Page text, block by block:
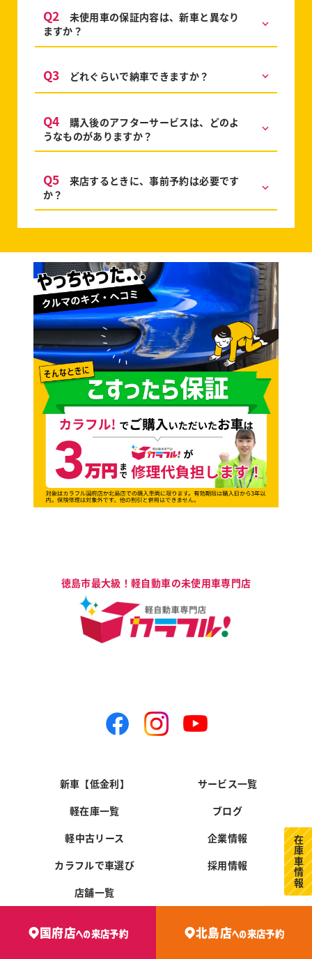
国府店への来店予約 北島店への来店予約
在庫車情報
Q2
未使用車の保証内容は、新車と異なり
ますか？
Q3 どれぐらいで納車できますか？
Q4
購入後のアフターサービスは、どのよ
うなものがありますか？
Q5
来店するときに、事前予約は必要です
か？
新車【低金利】
軽在庫一覧
軽中古リース
カラフルで車選び
店舗一覧
サービス一覧
ブログ
企業情報
採用情報